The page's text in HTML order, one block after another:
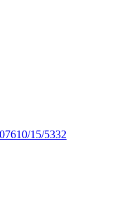
15/5332